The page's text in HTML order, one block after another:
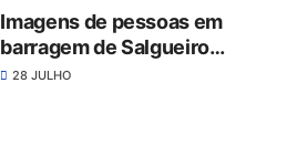
Imagens de pessoas em
barragem de Salgueiro
mostram total desrespeito
28 JULHO